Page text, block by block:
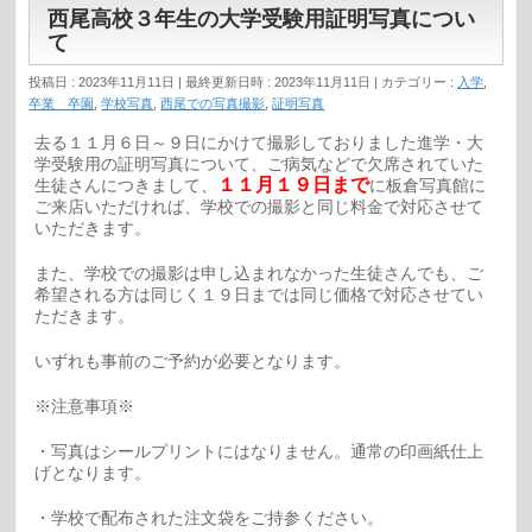
西尾高校３年生の大学受験用証明写真につい
て
投稿日 : 2023年11月11日 最終更新日時 : 2023年11月11日 カテゴリー : 入学
卒業 卒園
,学校写真 ,西尾での写真撮影 ,証明写真
去る１１月６日～９日にかけて撮影しておりました進学・大
学受験用の証明写真について、ご病気などで欠席されていた
生徒さんにつきまして、
１１月１９日までに板倉写真館に
ご来店いただければ、学校での撮影と同じ料金で対応させて
いただきます。
また、学校での撮影は申し込まれなかった生徒さんでも、ご
希望される方は同じく１９日までは同じ価格で対応させてい
ただきます。
いずれも事前のご予約が必要となります。
※注意事項※
・写真はシールプリントにはなりません。通常の印画紙仕上
げとなります。
・学校で配布された注文袋をご持参ください。